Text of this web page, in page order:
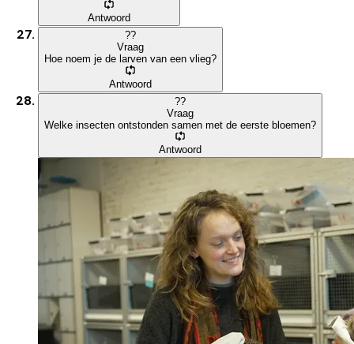
Antwoord
??
Vraag
Hoe noem je de larven van een vlieg?
Antwoord
??
Vraag
Welke insecten ontstonden samen met de eerste bloemen?
Antwoord